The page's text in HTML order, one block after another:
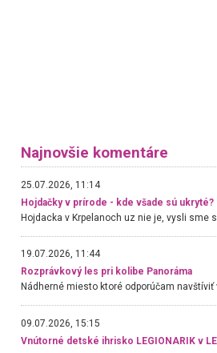
Najnovšie komentáre
25.07.2026, 11:14
Hojdačky v prírode - kde všade sú ukryté?
19.07.2026, 11:44
Rozprávkový les pri kolibe Panoráma
09.07.2026, 15:15
Vnútorné detské ihrisko LEGIONARIK v